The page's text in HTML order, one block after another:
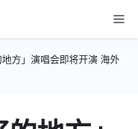
方」演唱会即将开演 海外